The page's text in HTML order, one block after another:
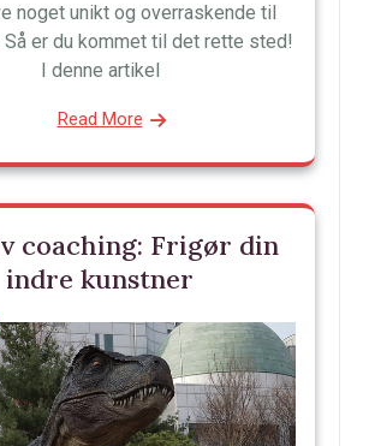
noget unikt og overraskende til
er du kommet til det rette sted!
I denne artikel
Read More
coaching: Frigør din
indre kunstner